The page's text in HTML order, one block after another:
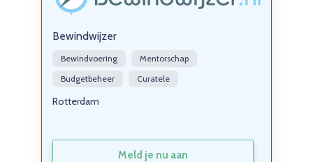
Bewindwijzer
Bewindvoering
Mentorschap
Budgetbeheer
Curatele
Rotterdam
Meld je nu aan